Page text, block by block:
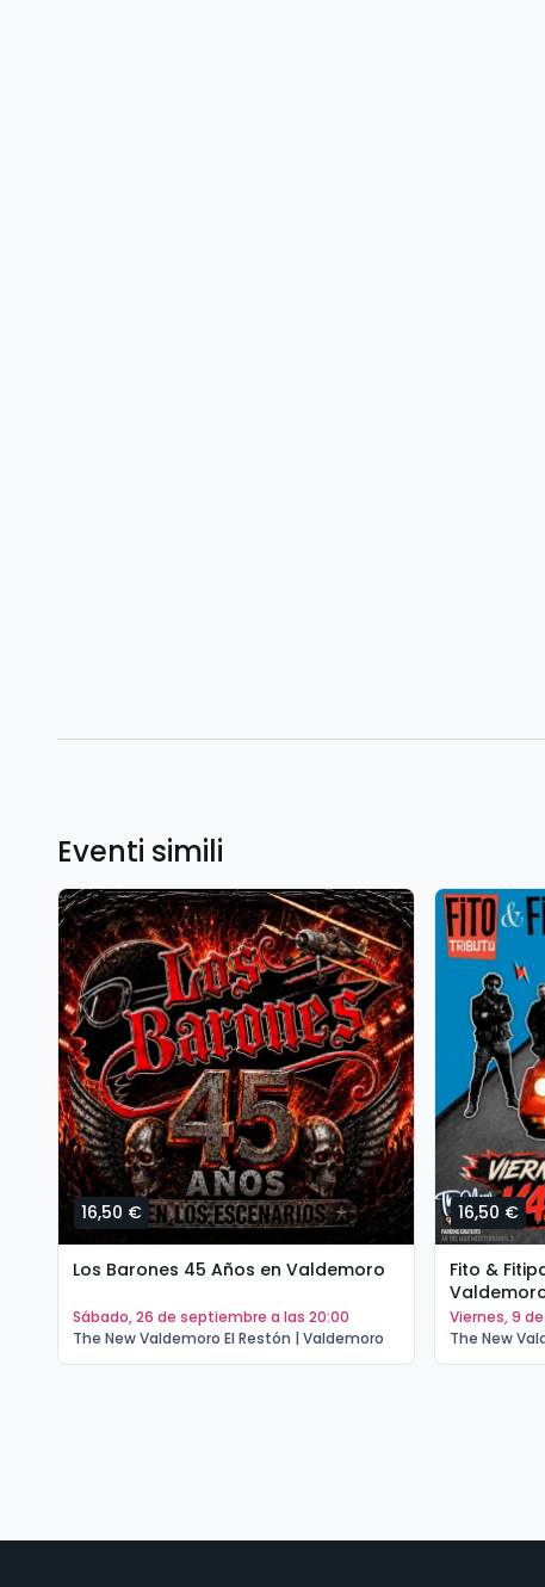
Eventi simili
16,50 €
Los Barones 45 Años en Valdemoro
sábado, 26 de septiembre a las 20:00
The New Valdemoro El Restón | Valdemoro
16,50 €
Fito &
viernes, 9
The New